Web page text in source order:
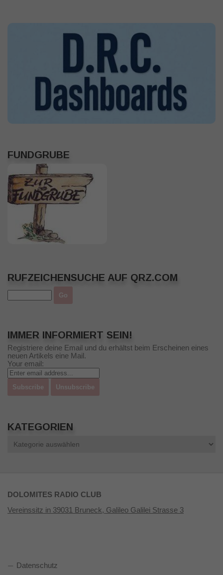
FUNDGRUBE
RUFZEICHENSUCHE AUF QRZ.COM
IMMER INFORMIERT SEIN!
Registriere deine Email und du erhältst beim Erscheinen eines
neuen Artikels eine Mail.
Your email:
KATEGORIEN
DOLOMITES RADIO CLUB
Vereinssitz in 39031 Bruneck, Galileo Galilei Strasse 3
Datenschutz